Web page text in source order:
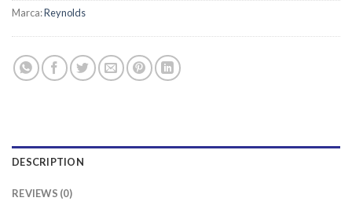
Marca:Reynolds
DESCRIPTION
REVIEWS (0)